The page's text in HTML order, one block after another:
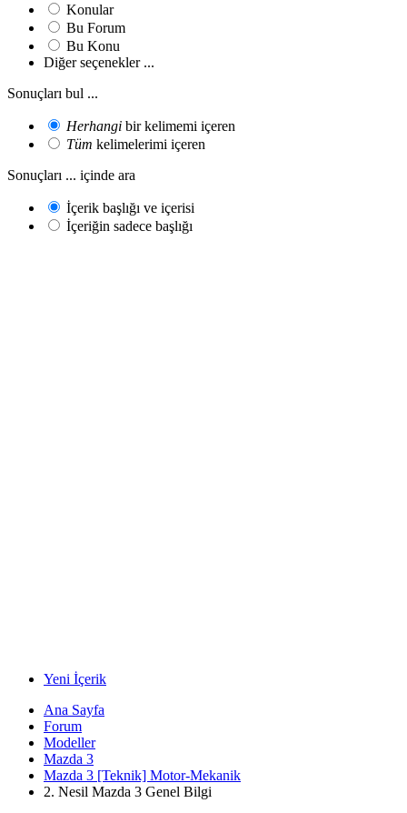
Konular
Bu Forum
Bu Konu
Diğer seçenekler ...
Sonuçları bul ...
Herhangi bir kelimemi içeren
Tüm kelimelerimi içeren
Sonuçları ... içinde ara
İçerik başlığı ve içerisi
İçeriğin sadece başlığı
Yeni İçerik
Ana Sayfa
Forum
Modeller
Mazda 3
Mazda 3 [Teknik] Motor-Mekanik
2. Nesil Mazda 3 Genel Bilgi